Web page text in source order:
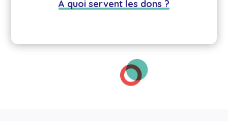
A quoi servent les dons ?